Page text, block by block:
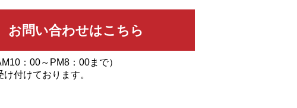
：00～PM8：00まで）
け付けております。